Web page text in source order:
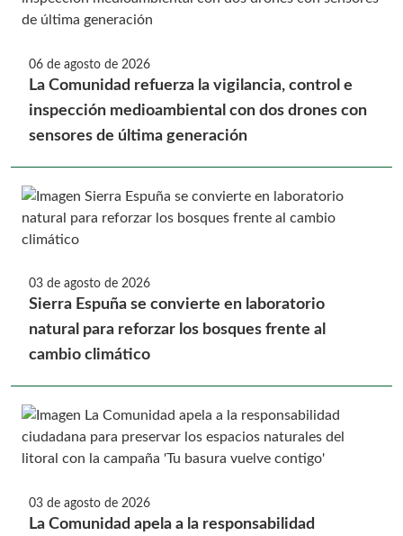
06 de agosto de 2026
La Comunidad refuerza la vigilancia, control e
inspección medioambiental con dos drones con
sensores de última generación
03 de agosto de 2026
Sierra Espuña se convierte en laboratorio
natural para reforzar los bosques frente al
cambio climático
03 de agosto de 2026
La Comunidad apela a la responsabilidad